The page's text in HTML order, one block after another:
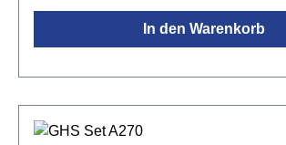
Herstellungsdatum ca. 2019. Höfner
Strings sind langlebiger als
In den Warenkorb